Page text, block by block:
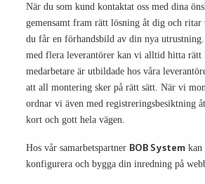
När du som kund kontaktat oss med dina
gemensamt fram rätt lösning åt dig och ritar
du får en förhandsbild av din nya
med flera leverantörer kan vi alltid hitta
medarbetare är utbildade hos våra
att all montering sker på rätt sätt. När vi
ordnar vi även med registreringsbesiktning
kort och gott hela vägen.
Hos vår samarbetspartner BOB System kan
konfigurera och bygga din inredning på